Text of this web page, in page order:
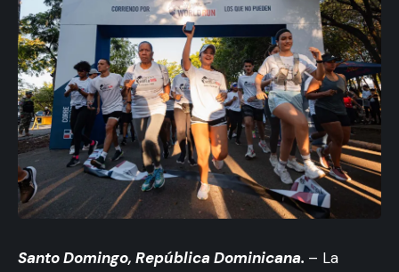
Santo Domingo, República Dominicana. – La